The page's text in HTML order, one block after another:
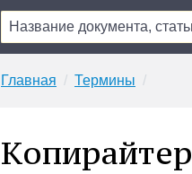
Главная Термины
Копирайтер